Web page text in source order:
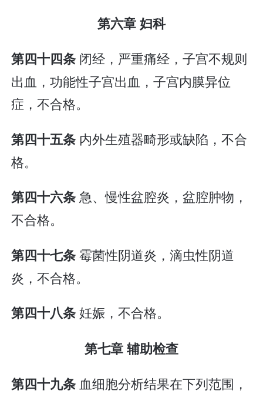
第六章 妇科
第四十四条 闭经，严重痛经，子宫不规则
出血，功能性子宫出血，子宫内膜异位
症，不合格。
第四十五条 内外生殖器畸形或缺陷，不合
格。
第四十六条急、慢性盆腔炎，盆腔肿物，
不合格。
第四十七条霉菌性阴道炎，滴虫性阴道
炎，不合格。
第四十八条妊娠，不合格。
第七章 辅助检查
第四十九条血细胞分析结果在下列范围，